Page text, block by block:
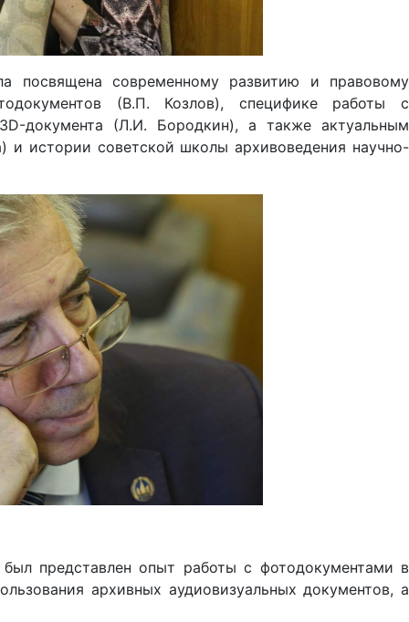
посвящена современному развитию и правовому
(В.П. Козлов), специфике работы с
документа (Л.И. Бородкин), а также актуальным
и истории советской школы архивоведения научно-
представлен опыт работы с фотодокументами в
архивных аудиовизуальных документов, а